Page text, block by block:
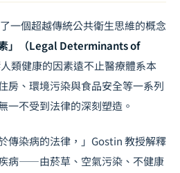
一個超越傳統公共衛生思維的概念
素」（Legal Determinants of
類健康的因素遠不止醫療體系本
房、環境污染與食品安全等一系列
不受到法律的深刻塑造。
傳染病的法律，」Gostin 教授解釋
病——由菸草、空氣污染、不健康